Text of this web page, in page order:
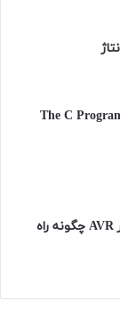
سون سگمنت را با میکروکنترلر AVR چگونه راه